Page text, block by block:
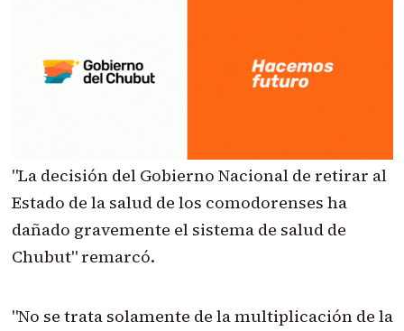
"La decisión del Gobierno Nacional de retirar al
Estado de la salud de los comodorenses ha
dañado gravemente el sistema de salud de
Chubut" remarcó.
"No se trata solamente de la multiplicación de la